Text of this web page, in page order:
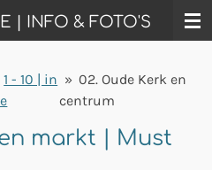
| INFO & FOTO'S
1 - 10 | in » 02. Oude Kerk en
centrum
markt | Must